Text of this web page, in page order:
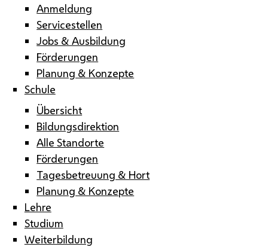
Anmeldung
Servicestellen
Jobs & Ausbildung
Förderungen
Planung & Konzepte
Schule
Übersicht
Bildungsdirektion
Alle Standorte
Förderungen
Tagesbetreuung & Hort
Planung & Konzepte
Lehre
Studium
Weiterbildung